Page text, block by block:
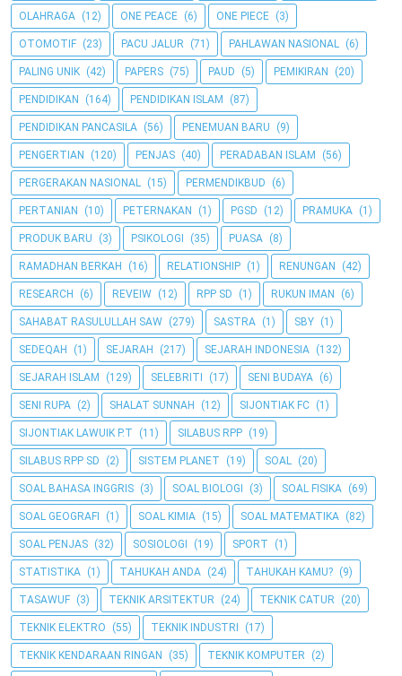
OLAHRAGA (12) ONE PEACE (6) ONE PIECE (3)
OTOMOTIF (23) PACU JALUR (71) PAHLAWAN NASIONAL (6)
PALING UNIK (42) PAPERS (75) PAUD (5) PEMIKIRAN (20)
PENDIDIKAN (164) PENDIDIKAN ISLAM (87)
PENDIDIKAN PANCASILA (56) PENEMUAN BARU (9)
PENGERTIAN (120) PENJAS (40) PERADABAN ISLAM (56)
PERGERAKAN NASIONAL (15) PERMENDIKBUD (6)
PERTANIAN (10) PETERNAKAN (1) PGSD (12) PRAMUKA (1)
PRODUK BARU (3) PSIKOLOGI (35) PUASA (8)
RAMADHAN BERKAH (16) RELATIONSHIP (1) RENUNGAN (42)
RESEARCH (6) REVEIW (12) RPP SD (1) RUKUN IMAN (6)
SAHABAT RASULULLAH SAW (279) SASTRA (1) SBY (1)
SEDEQAH (1) SEJARAH (217) SEJARAH INDONESIA (132)
SEJARAH ISLAM (129) SELEBRITI (17) SENI BUDAYA (6)
SENI RUPA (2) SHALAT SUNNAH (12) SIJONTIAK FC (1)
SIJONTIAK LAWUIK P.T (11) SILABUS RPP (19)
SILABUS RPP SD (2) SISTEM PLANET (19) SOAL (20)
SOAL BAHASA INGGRIS (3) SOAL BIOLOGI (3) SOAL FISIKA (69)
SOAL GEOGRAFI (1) SOAL KIMIA (15) SOAL MATEMATIKA (82)
SOAL PENJAS (32) SOSIOLOGI (19) SPORT (1)
STATISTIKA (1) TAHUKAH ANDA (24) TAHUKAH KAMU? (9)
TASAWUF (3) TEKNIK ARSITEKTUR (24) TEKNIK CATUR (20)
TEKNIK ELEKTRO (55) TEKNIK INDUSTRI (17)
TEKNIK KENDARAAN RINGAN (35) TEKNIK KOMPUTER (2)